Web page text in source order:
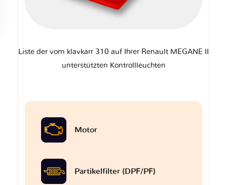
Liste der vom klavkarr 310 auf Ihrer Renault MEGANE II
unterstützten Kontrollleuchten
Motor
Partikelfilter (DPF/PF)